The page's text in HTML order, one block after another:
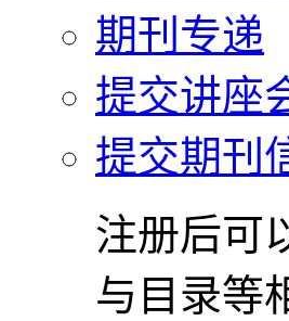
期刊专递
提交讲座
提交期刊
注册后可
与目录等